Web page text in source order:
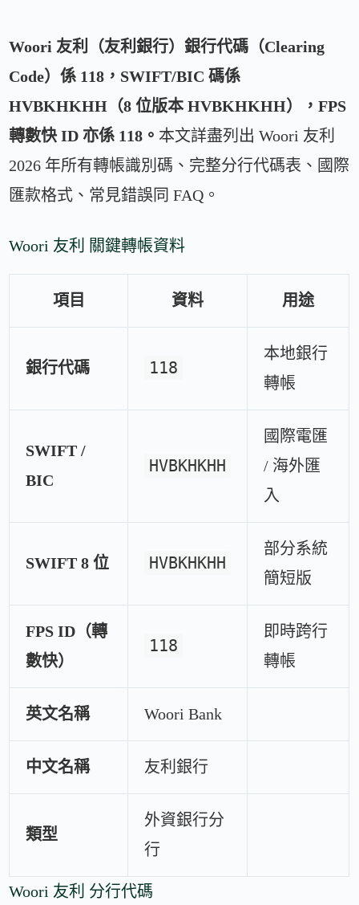
Woori 友利（友利銀行）銀行代碼（Clearing
Code）係 118，SWIFT/BIC 碼係
HVBKHKHH（8 位版本 HVBKHKHH），FPS
轉數快 ID 亦係 118。 本文詳盡列出 Woori 友利
2026 年所有轉帳識別碼、完整分行代碼表、國際
匯款格式、常見錯誤同 FAQ。
Woori 友利 關鍵轉帳資料
項目 資料 用途
銀行代碼 118
本地銀行
轉帳
SWIFT /
BIC
HVBKHKHH
國際電匯
/ 海外匯
入
SWIFT 8 位 HVBKHKHH
部分系統
簡短版
FPS ID（轉
數快）
118
即時跨行
轉帳
英文名稱 Woori Bank
中文名稱 友利銀行
類型
外資銀行分
行
Woori 友利 分行代碼